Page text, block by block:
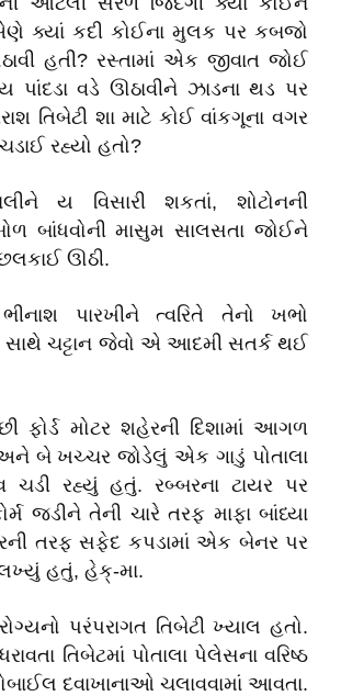
ક્યાં કદી કોઈના મુલક પર કબજો
હતી? રસ્તામાં એક જીવાત જોઈ
વડે ઊઠાવીને ઝાડના થડ પર
તિબેટી શા માટે કોઈ વાંકગૂના વગર
રહ્યો હતો?
ય વિસારી શકતાં, શોટોનની
બાંધવોની માસુમ સાલસતા જોઈને
ઊઠી.
પારખીને ત્વરિતે તેનો ખભો
ચટ્ટાન જેવો એ આદમી સતર્ક થઈ
ફોર્ડ મોટર શહેરની દિશામાં આગળ
અને બે ખચ્ચર જોડેલું એક ગાડું પોતાલા
ચડી રહ્યું હતું. રબ્બરના ટાયર પર
જડીને તેની ચારે તરફ માફા બાંધ્યા
તરફ સફેદ કપડામાં એક બેનર પર
લખ્યું હતું, હેક્-મા.
પરંપરાગત તિબેટી ખ્યાલ હતો.
તિબેટમાં પોતાલા પેલેસના વરિષ્ઠ
દવાખાનાઓ ચલાવવામાં આવતા.